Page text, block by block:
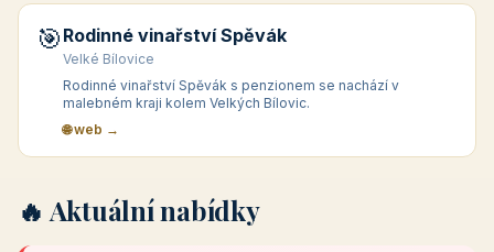
🎯 Rodinné vinařství Spěvák
Velké Bílovice
Rodinné vinařství Spěvák s penzionem se nachází v
malebném kraji kolem Velkých Bílovic.
🌐 web →
🔥 Aktuální nabídky